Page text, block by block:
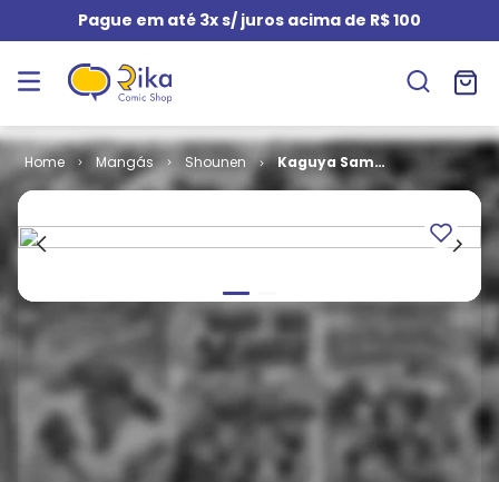
Pague em até 3x s/ juros acima de R$ 100
Mangás Shounen
Kaguya Sama
- Love is War